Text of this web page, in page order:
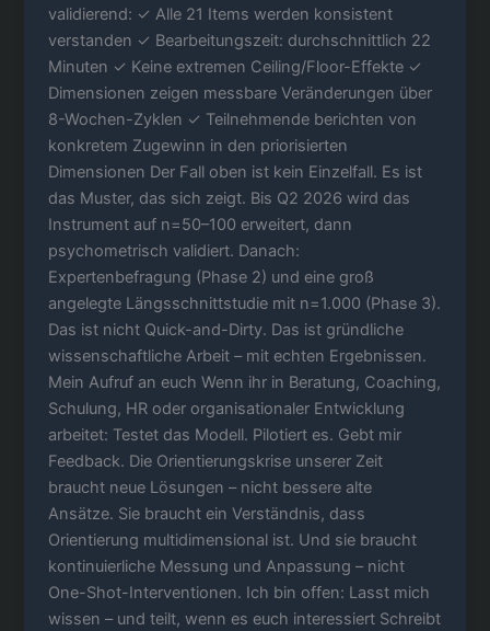
validierend: ✓ Alle 21 Items werden konsistent
verstanden ✓ Bearbeitungszeit: durchschnittlich 22
Minuten ✓ Keine extremen Ceiling/Floor-Effekte ✓
Dimensionen zeigen messbare Veränderungen über
8-Wochen-Zyklen ✓ Teilnehmende berichten von
konkretem Zugewinn in den priorisierten
Dimensionen Der Fall oben ist kein Einzelfall. Es ist
das Muster, das sich zeigt. Bis Q2 2026 wird das
Instrument auf n=50–100 erweitert, dann
psychometrisch validiert. Danach:
Expertenbefragung (Phase 2) und eine groß
angelegte Längsschnittstudie mit n=1.000 (Phase 3).
Das ist nicht Quick-and-Dirty. Das ist gründliche
wissenschaftliche Arbeit – mit echten Ergebnissen.
Mein Aufruf an euch Wenn ihr in Beratung, Coaching,
Schulung, HR oder organisationaler Entwicklung
arbeitet: Testet das Modell. Pilotiert es. Gebt mir
Feedback. Die Orientierungskrise unserer Zeit
braucht neue Lösungen – nicht bessere alte
Ansätze. Sie braucht ein Verständnis, dass
Orientierung multidimensional ist. Und sie braucht
kontinuierliche Messung und Anpassung – nicht
One-Shot-Interventionen. Ich bin offen: Lasst mich
wissen – und teilt, wenn es euch interessiert Schreibt